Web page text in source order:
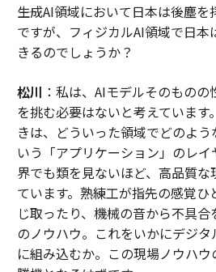
――生成AI領域において日本は後塵
ですが、フィジカルAI領域で日
きるのでしょうか？
松川 ：私は、AIモデルそのもの
を挑む必要はないと考えています
きは、どういった領域でどのよ
いう「アプリケーション」のレ
界でも類を見ないほど、高品質
ています。熟練工が指先の感覚
じ取ったり、機械の音から不具
のノウハウ。これをいかにデジ
に組み込むか。この現場ノウハ